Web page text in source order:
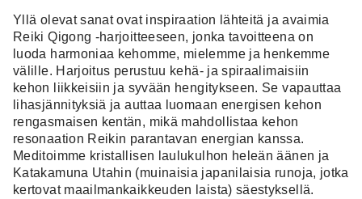
Yllä olevat sanat ovat inspiraation lähteitä ja avaimia
Reiki Qigong -harjoitteeseen, jonka tavoitteena on
luoda harmoniaa kehomme, mielemme ja henkemme
välille. Harjoitus perustuu kehä- ja spiraalimaisiin
kehon liikkeisiin ja syvään hengitykseen. Se vapauttaa
lihasjännityksiä ja auttaa luomaan energisen kehon
rengasmaisen kentän, mikä mahdollistaa kehon
resonaation Reikin parantavan energian kanssa.
Meditoimme kristallisen laulukulhon heleän äänen ja
Katakamuna Utahin (muinaisia japanilaisia runoja, jotka
kertovat maailmankaikkeuden laista) säestyksellä.